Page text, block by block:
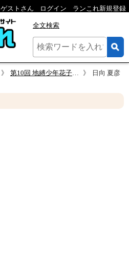
ゲストさん ログイン ランこれ新規登録
全文検索
第10回 地縛少年花子くん 人気キャラクター投票 日向 夏彦